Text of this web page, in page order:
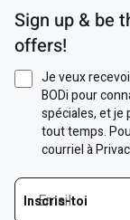
Sign up & be
offers!